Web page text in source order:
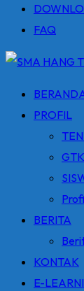
FAQ
PROFIL
BERITA
KONTAK
E-